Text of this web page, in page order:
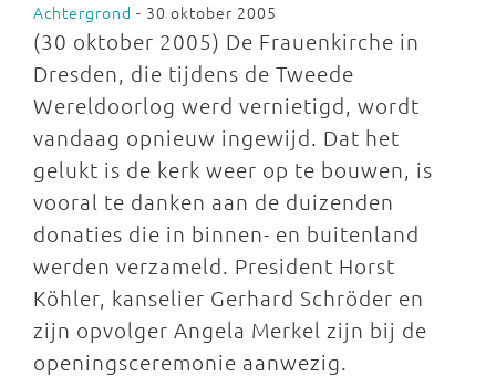
Achtergrond - 30 oktober 2005
(30 oktober 2005) De Frauenkirche in
Dresden, die tijdens de Tweede
Wereldoorlog werd vernietigd, wordt
vandaag opnieuw ingewijd. Dat het
gelukt is de kerk weer op te bouwen, is
vooral te danken aan de duizenden
donaties die in binnen- en buitenland
werden verzameld. President Horst
Köhler, kanselier Gerhard Schröder en
zijn opvolger Angela Merkel zijn bij de
openingsceremonie aanwezig.